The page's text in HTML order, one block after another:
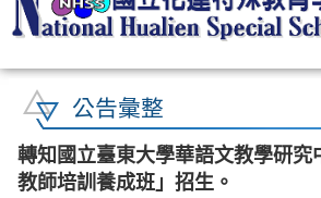
公告彙整
轉知國立臺東大學華語文教學研究
教師培訓養成班」招生。